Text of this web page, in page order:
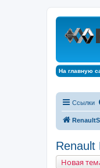
На главную
Ссылки
Renault
Новая